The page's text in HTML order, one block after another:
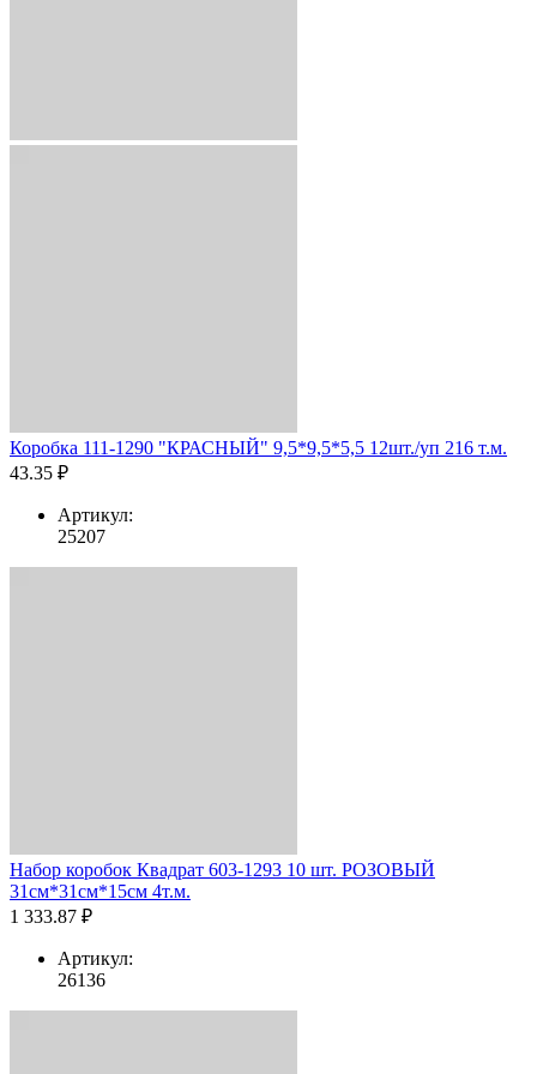
Коробка 111-1290 "КРАСНЫЙ" 9,5*9,5*5,5 12шт./уп 216 т.м.
43.35 ₽
Артикул:
25207
Набор коробок Квадрат 603-1293 10 шт. РОЗОВЫЙ
31см*31см*15см 4т.м.
1 333.87 ₽
Артикул:
26136